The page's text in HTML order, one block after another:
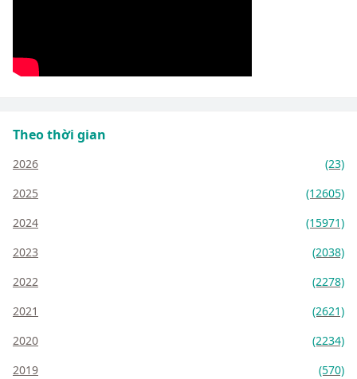
Theo thời gian
2026
(23)
2025
(12605)
2024
(15971)
2023
(2038)
2022
(2278)
2021
(2621)
2020
(2234)
2019
(570)